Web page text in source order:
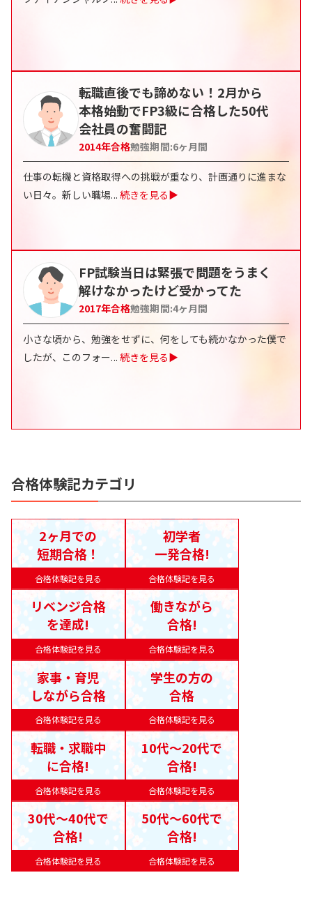
転職直後でも諦めない！2月から
本格始動でFP3級に合格した50代
会社員の奮闘記
2014年合格勉強期間:6ヶ月間
仕事の転機と資格取得への挑戦が重なり、計画通りに進まな
い日々。新しい職場... 続きを見る▶
FP試験当日は緊張で問題をうまく
解けなかったけど受かってた
2017年合格勉強期間:4ヶ月間
小さな頃から、勉強をせずに、何をしても続かなかった僕で
したが、このフォー... 続きを見る▶
合格体験記カテゴリ
合格体験記を見る
2ヶ月での
短期合格！
合格体験記を見る
初学者
一発合格!
合格体験記を見る
リベンジ合格
を達成!
合格体験記を見る
働きながら
合格!
合格体験記を見る
家事・育児
しながら合格
合格体験記を見る
学生の方の
合格
合格体験記を見る
転職・求職中
に合格!
合格体験記を見る
10代〜20代で
合格!
合格体験記を見る
30代〜40代で
合格!
合格体験記を見る
50代〜60代で
合格!